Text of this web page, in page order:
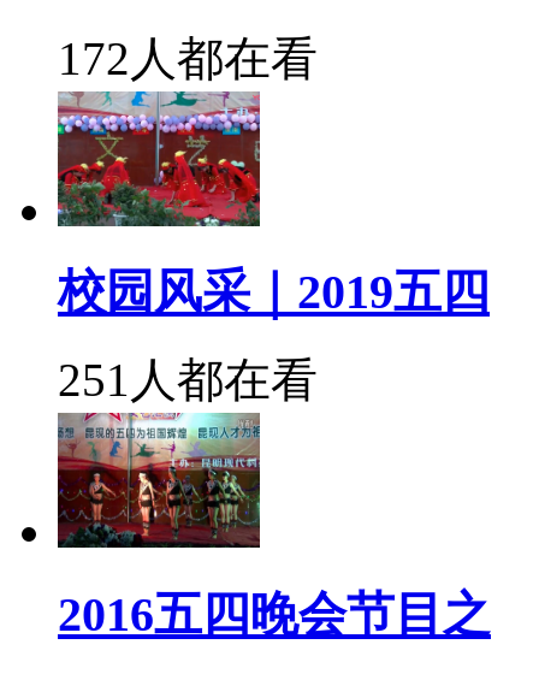
172人都在看
校园风采｜2019五四
251人都在看
2016五四晚会节目之